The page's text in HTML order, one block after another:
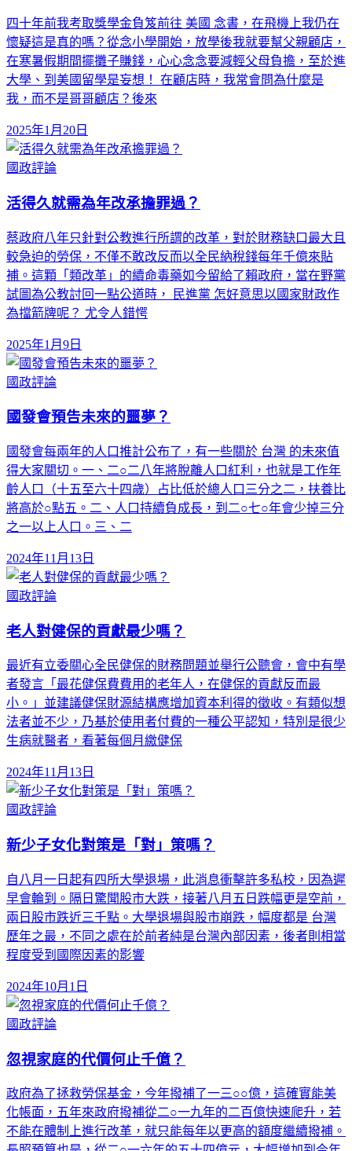
四十年前我考取獎學金負笈前往 美國 念書，在飛機上我仍在
懷疑這是真的嗎？從念小學開始，放學後我就要幫父親顧店，
在寒暑假期間擺攤子賺錢，心心念念要減輕父母負擔，至於進
大學、到美國留學是妄想！ 在顧店時，我常會問為什麼是
我，而不是哥哥顧店？後來
2025年1月20日
國政評論
活得久就需為年改承擔罪過？
蔡政府八年只針對公教進行所謂的改革，對於財務缺口最大且
較急迫的勞保，不僅不敢改反而以全民納稅錢每年千億來貼
補。這顆「類改革」的續命毒藥如今留給了賴政府，當在野黨
試圖為公教討回一點公道時， 民進黨 怎好意思以國家財政作
為擋箭牌呢？ 尤令人錯愕
2025年1月9日
國政評論
國發會預告未來的噩夢？
國發會每兩年的人口推計公布了，有一些關於 台灣 的未來值
得大家關切。一、二○二八年將脫離人口紅利，也就是工作年
齡人口（十五至六十四歲）占比低於總人口三分之二，扶養比
將高於○點五。二、人口持續負成長，到二○七○年會少掉三分
之一以上人口。三、二
2024年11月13日
國政評論
老人對健保的貢獻最少嗎？
最近有立委關心全民健保的財務問題並舉行公聽會，會中有學
者發言「最花健保費費用的老年人，在健保的貢獻反而最
小。」並建議健保財源結構應增加資本利得的徵收。有類似想
法者並不少，乃基於使用者付費的一種公平認知，特別是很少
生病就醫者，看著每個月繳健保
2024年11月13日
國政評論
新少子女化對策是「對」策嗎？
自八月一日起有四所大學退場，此消息衝擊許多私校，因為遲
早會輪到。隔日驚聞股市大跌，接著八月五日跌幅更是空前，
兩日股市跌近三千點。大學退場與股市崩跌，幅度都是 台灣
歷年之最，不同之處在於前者純是台灣內部因素，後者則相當
程度受到國際因素的影響
2024年10月1日
國政評論
忽視家庭的代價何止千億？
政府為了拯救勞保基金，今年撥補了一三○○億，這確實能美
化帳面，五年來政府撥補從二○一九年的二百億快速爬升，若
不能在體制上進行改革，就只能每年以更高的額度繼續撥補。